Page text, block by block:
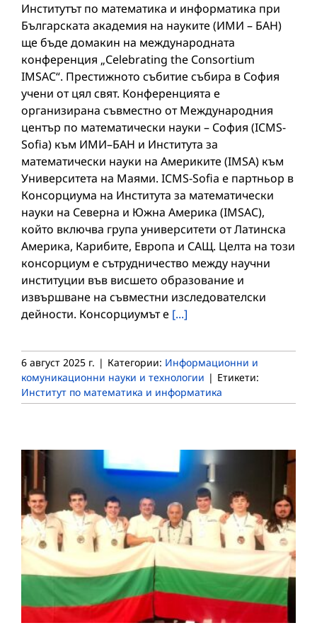
Институтът по математика и информатика при
Българската академия на науките (ИМИ – БАН)
ще бъде домакин на международната
конференция „Celebrating the Consortium
IMSAC“. Престижното събитие събира в София
учени от цял свят. Конференцията е
организирана съвместно от Международния
център по математически науки – София (ICMS-
Sofia) към ИМИ–БАН и Института за
математически науки на Америките (IMSA) към
Университета на Маями. ICMS-Sofia e партньор в
Консорциума на Института за математически
науки на Северна и Южна Америка (IMSAC),
който включва група университети от Латинска
Америка, Карибите, Европа и САЩ. Целта на този
консорциум е сътрудничество между научни
институции във висшето образование и
извършване на съвместни изследователски
дейности. Консорциумът е [...]
6 август 2025 г. | Категории: Информационни и
комуникационни науки и технологии | Етикети:
Институт по математика и информатика